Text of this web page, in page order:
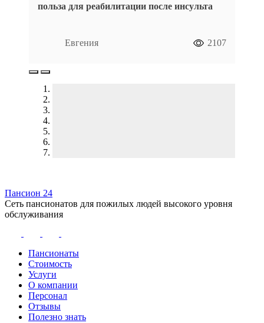
польза для реабилитации после инсульта
Евгения 2107
Пансион 24
Сеть пансионатов для пожилых людей высокого уровня
обслуживания
Пансионаты
Стоимость
Услуги
О компании
Персонал
Отзывы
Полезно знать